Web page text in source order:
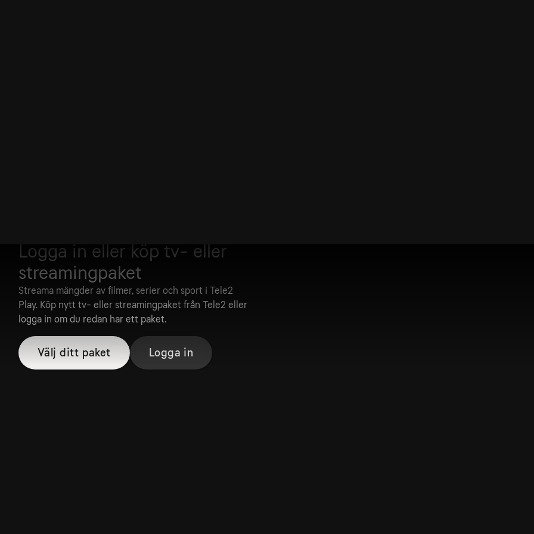
Logga in eller köp tv- eller
streamingpaket
Streama mängder av filmer, serier och sport i Tele2
Play. Köp nytt tv- eller streamingpaket från Tele2 eller
logga in om du redan har ett paket.
Välj ditt paket Logga in